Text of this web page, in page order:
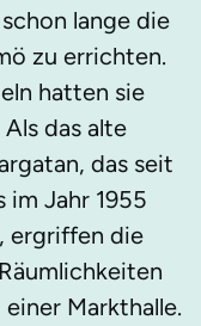
lange die
zu errichten.
hatten sie
das alte
das seit
Jahr 1955
ergriffen die
Markthalle.